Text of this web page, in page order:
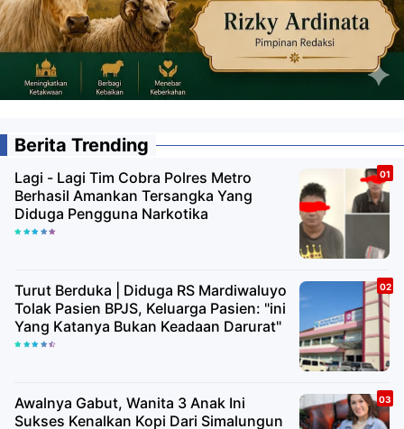
Berita Trending
Lagi - Lagi Tim Cobra Polres Metro
Berhasil Amankan Tersangka Yang
Diduga Pengguna Narkotika
Turut Berduka | Diduga RS Mardiwaluyo
Tolak Pasien BPJS, Keluarga Pasien: "ini
Yang Katanya Bukan Keadaan Darurat"
Awalnya Gabut, Wanita 3 Anak Ini
Sukses Kenalkan Kopi Dari Simalungun